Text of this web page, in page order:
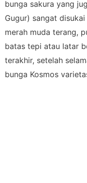
bunga sakura yang
Gugur) sangat
merah muda terang,
batas tepi atau latar
terakhir, setelah
bunga Kosmos